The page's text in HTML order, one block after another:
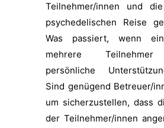
Teilnehmer/innen und
psychedelischen Reise
Was passiert, wenn
mehrere Teilnehmer
persönliche
Sind genügend Betreuer/
um sicherzustellen, dass
der Teilnehmer/innen